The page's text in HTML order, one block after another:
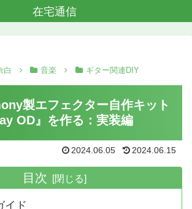
在宅通信
白 音楽 ギター関連DIY
製エフェクター自作キット
OD』を作る：実装編
2024.06.05 2024.06.15
目次
イド